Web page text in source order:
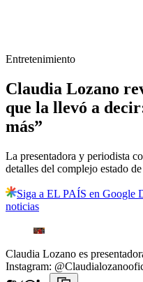
Entretenimiento
Claudia Lozano
que la llevó a
más”
La presentadora y periodista
detalles del complejo estado
Siga a EL PAÍS en Google
noticias
Claudia Lozano es
Instagram: